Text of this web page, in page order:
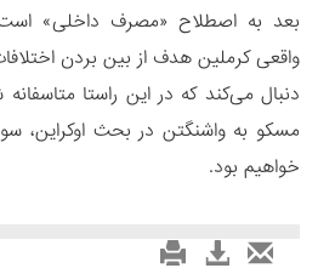
بعد به اصطلاح «مصرف داخلی»
واقعی کرملین هدف از بین بردن اختلافات
دنبال می‌کند که در این راستا
مسکو به واشنگتن در بحث اوکراین،
خواهیم بود.